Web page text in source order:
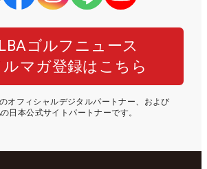
ゴルフニュース
ルマガ登録はこちら
オフィシャルデジタルパートナー、および
の日本公式サイトパートナーです。